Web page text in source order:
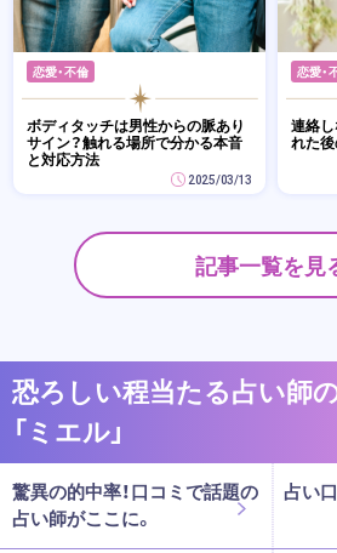
恋愛・不倫
ボディタッチは男性からの脈あり
サイン？触れる場所で分かる本音
と対応方法
2025/03/13
恋愛・
連絡
れた
記事一覧を見
恐ろしい程当たる占い師
「ミエル」
驚異の的中率！口コミで話題の
占い師がここに。
占い